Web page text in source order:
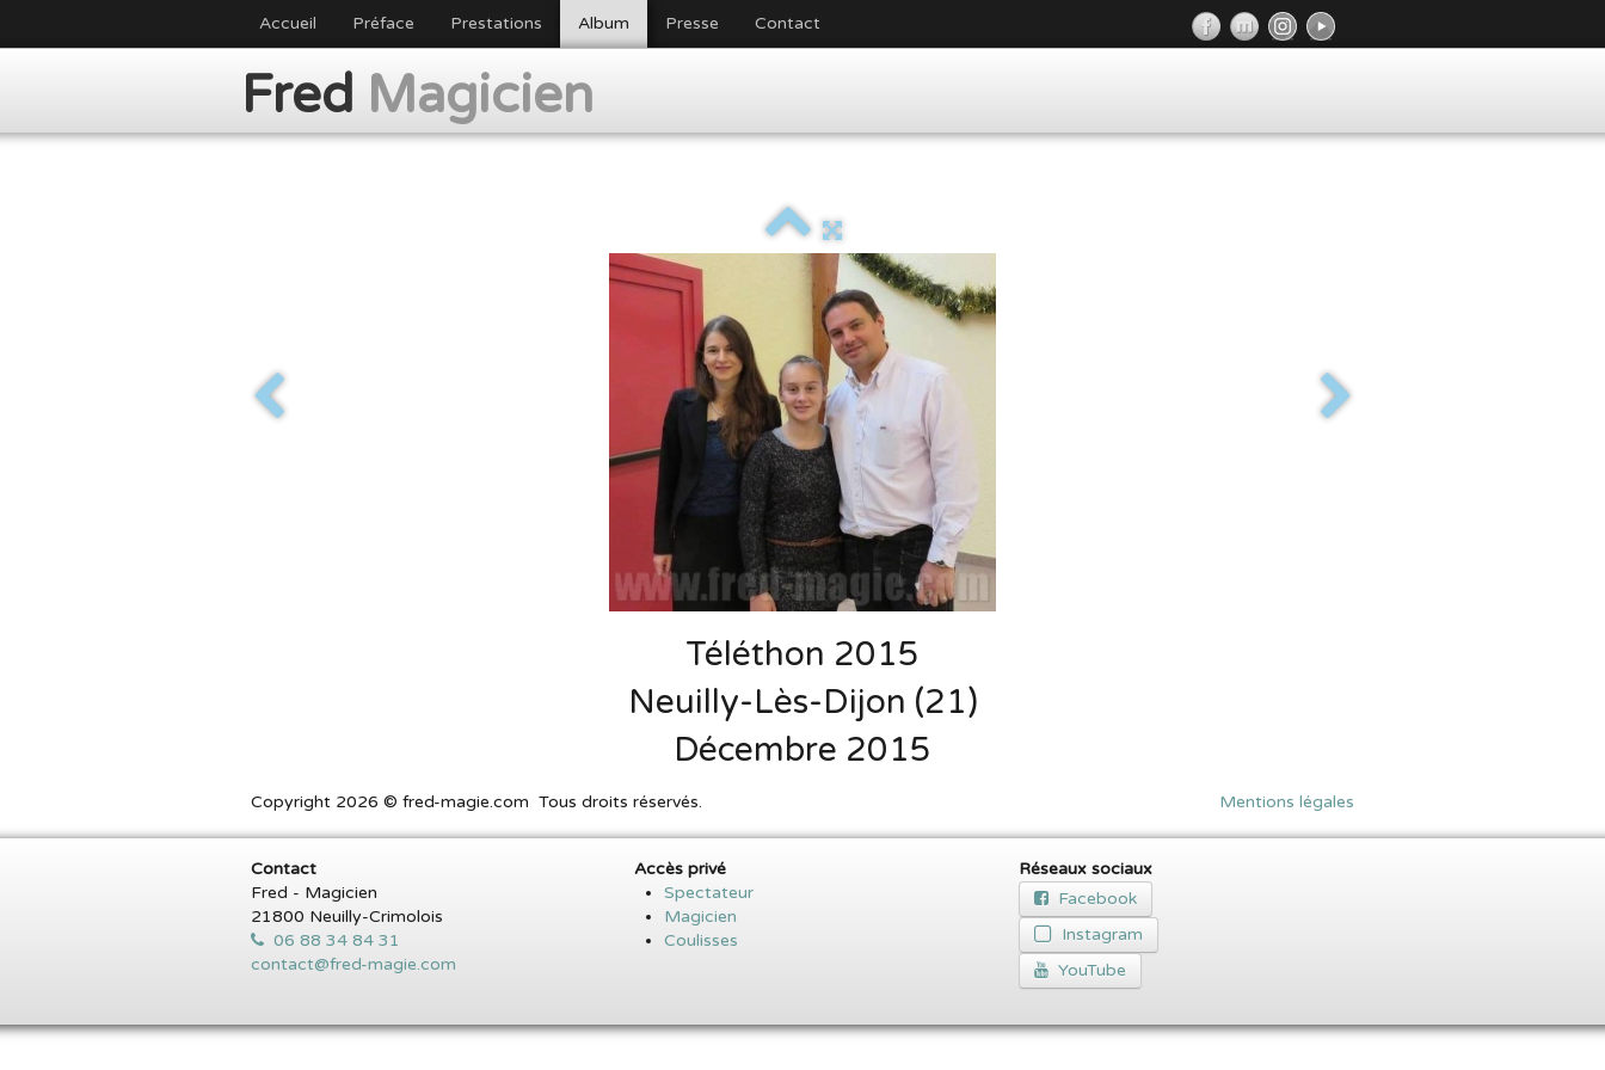
Accueil Préface Prestations Album Presse Contact
Fred Magicien
Téléthon 2015
Neuilly-Lès-Dijon (21)
Décembre 2015
Copyright 2026 © fred-magie.com Tous droits réservés. Mentions légales
Contact
Fred - Magicien
21800 Neuilly-Crimolois
06 88 34 84 31
contact@fred-magie.com
Accès privé
Spectateur
Magicien
Coulisses
Réseaux sociaux
Facebook
Instagram
YouTube